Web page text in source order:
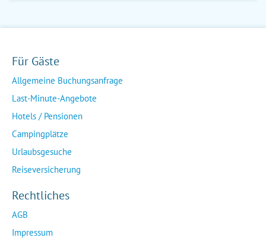
Für Gäste
Allgemeine Buchungsanfrage
Last-Minute-Angebote
Hotels / Pensionen
Campingplätze
Urlaubsgesuche
Reiseversicherung
Rechtliches
AGB
Impressum